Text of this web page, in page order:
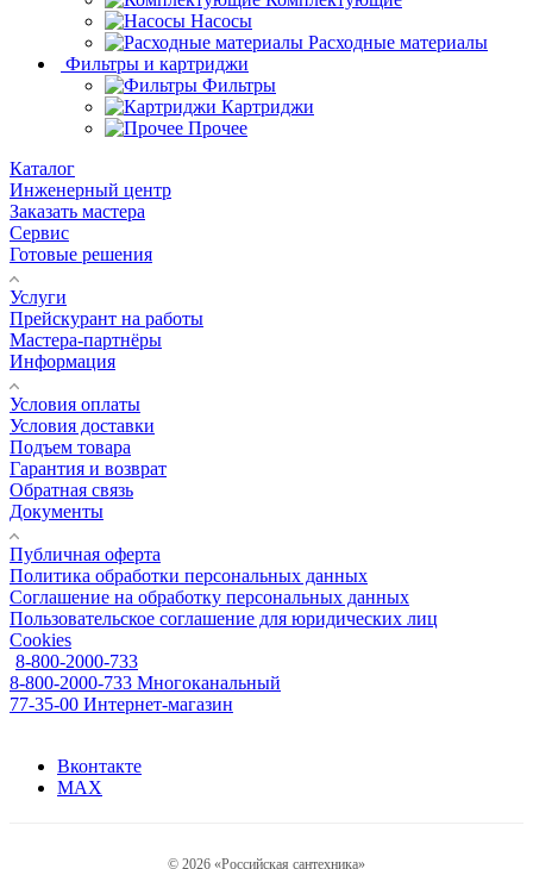
Насосы
Расходные материалы
Фильтры и картриджи
Фильтры
Картриджи
Прочее
Каталог
Инженерный центр
Заказать мастера
Сервис
Готовые решения
Услуги
Прейскурант на работы
Мастера-партнёры
Информация
Условия оплаты
Условия доставки
Подъем товара
Гарантия и возврат
Обратная связь
Документы
Публичная оферта
Политика обработки персональных данных
Соглашение на обработку персональных данных
Пользовательское соглашение для юридических лиц
Cookies
8-800-2000-733
8-800-2000-733 Многоканальный
77-35-00 Интернет-магазин
Вконтакте
MAX
© 2026 «Российская сантехника»